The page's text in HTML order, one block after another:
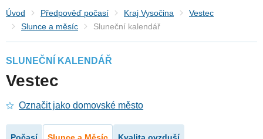
Úvod Předpověď počasí Kraj Vysočina
Vestec
Slunce a měsíc
Sluneční kalendář
SLUNEČNÍ KALENDÁŘ
Vestec
Označit jako domovské město